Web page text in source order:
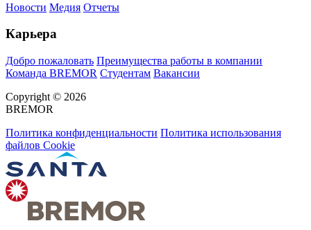
Новости Медия Отчеты
Карьера
Добро пожаловать Преимущества работы в компании
Команда BREMOR Студентам Вакансии
Copyright © 2026
BREMOR
Политика конфиденциальности Политика использования
файлов Cookie